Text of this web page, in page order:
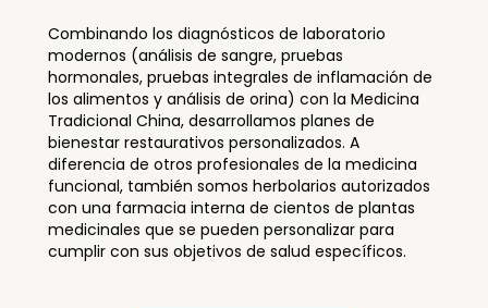
Combinando los diagnósticos de laboratorio
modernos (análisis de sangre, pruebas
hormonales, pruebas integrales de inflamación de
los alimentos y análisis de orina) con la Medicina
Tradicional China, desarrollamos planes de
bienestar restaurativos personalizados. A
diferencia de otros profesionales de la medicina
funcional, también somos herbolarios autorizados
con una farmacia interna de cientos de plantas
medicinales que se pueden personalizar para
cumplir con sus objetivos de salud específicos.